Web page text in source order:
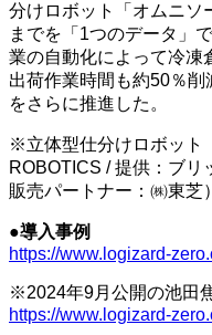
分けロボット「オムニ
までを「1つのデータ」
業の自動化によって冷凍
出荷作業時間も約50％
をさらに推進した。
※立体型仕分けロボット
ROBOTICS / 提供：ブ
販売パートナー：㈱東芝）
●導入事例
https://www.logizard-
※2024年9月公開の池田
https://www.logizard-